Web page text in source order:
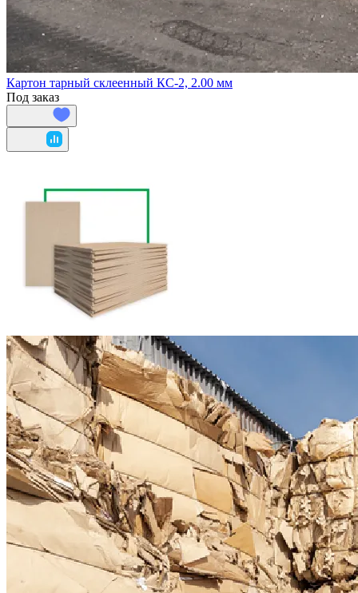
Картон тарный склеенный КС-2, 2.00 мм
Под заказ